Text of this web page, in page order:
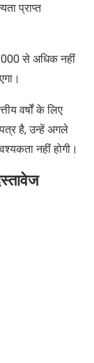
प्राप्त
से अधिक नहीं
वर्षों के लिए
है, उन्हें अगले
नहीं होगी।